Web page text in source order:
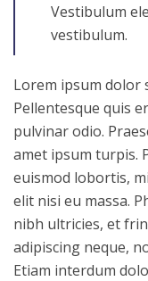
Vestibulum
vestibulum.
Lorem ipsum dolor
Pellentesque quis
pulvinar odio.
amet ipsum turpis.
euismod lobortis,
elit nisi eu massa.
nibh ultricies, et
adipiscing neque,
Etiam interdum